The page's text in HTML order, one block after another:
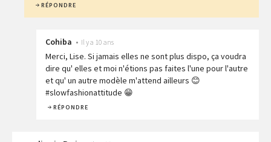
RÉPONDRE
Cohiba • Il y a 10 ans
Merci, Lise. Si jamais elles ne sont plus dispo, ça voudra
dire qu' elles et moi n'étions pas faites l'une pour l'autre
et qu' un autre modèle m'attend ailleurs 😊
#slowfashionattitude 😁
RÉPONDRE